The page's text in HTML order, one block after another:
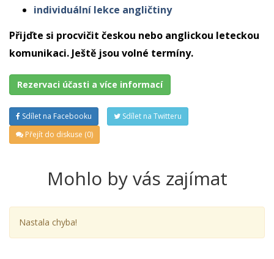
individuální lekce angličtiny
Přijďte si procvičit českou nebo anglickou leteckou
komunikaci. Ještě jsou volné termíny.
Rezervaci účasti a více informací
Sdílet na Facebooku
Sdílet na Twitteru
Přejít do diskuse (0)
Mohlo by vás zajímat
Nastala chyba!